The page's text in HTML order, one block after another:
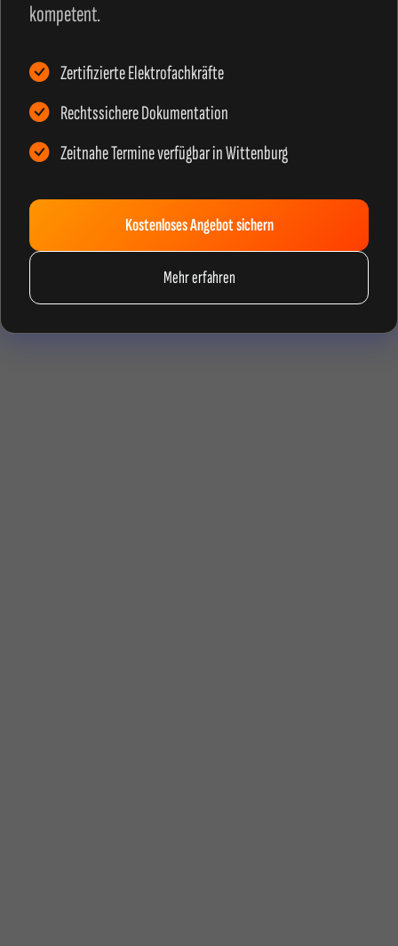
kompetent.
Zertifizierte Elektrofachkräfte
Rechtssichere Dokumentation
Zeitnahe Termine verfügbar in Wittenburg
Kostenloses Angebot sichern
Mehr erfahren